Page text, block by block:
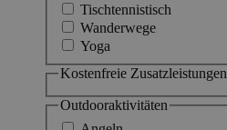
Tischtennistisch
Wanderwege
Yoga
Kostenfreie Zusatzleistungen
Outdooraktivitäten